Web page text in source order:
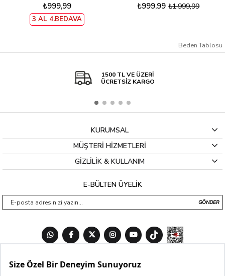
₺999,99
3 AL 4.BEDAVA
₺999,99 ₺1.999,99
Beden Tablosu
1500 TL VE ÜZERİ
ÜCRETSİZ KARGO
KURUMSAL
MÜŞTERİ HİZMETLERİ
GİZLİLİK & KULLANIM
E-BÜLTEN ÜYELİK
GÖNDER